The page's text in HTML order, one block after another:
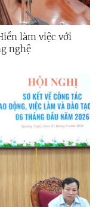
làm việc với
nghệ